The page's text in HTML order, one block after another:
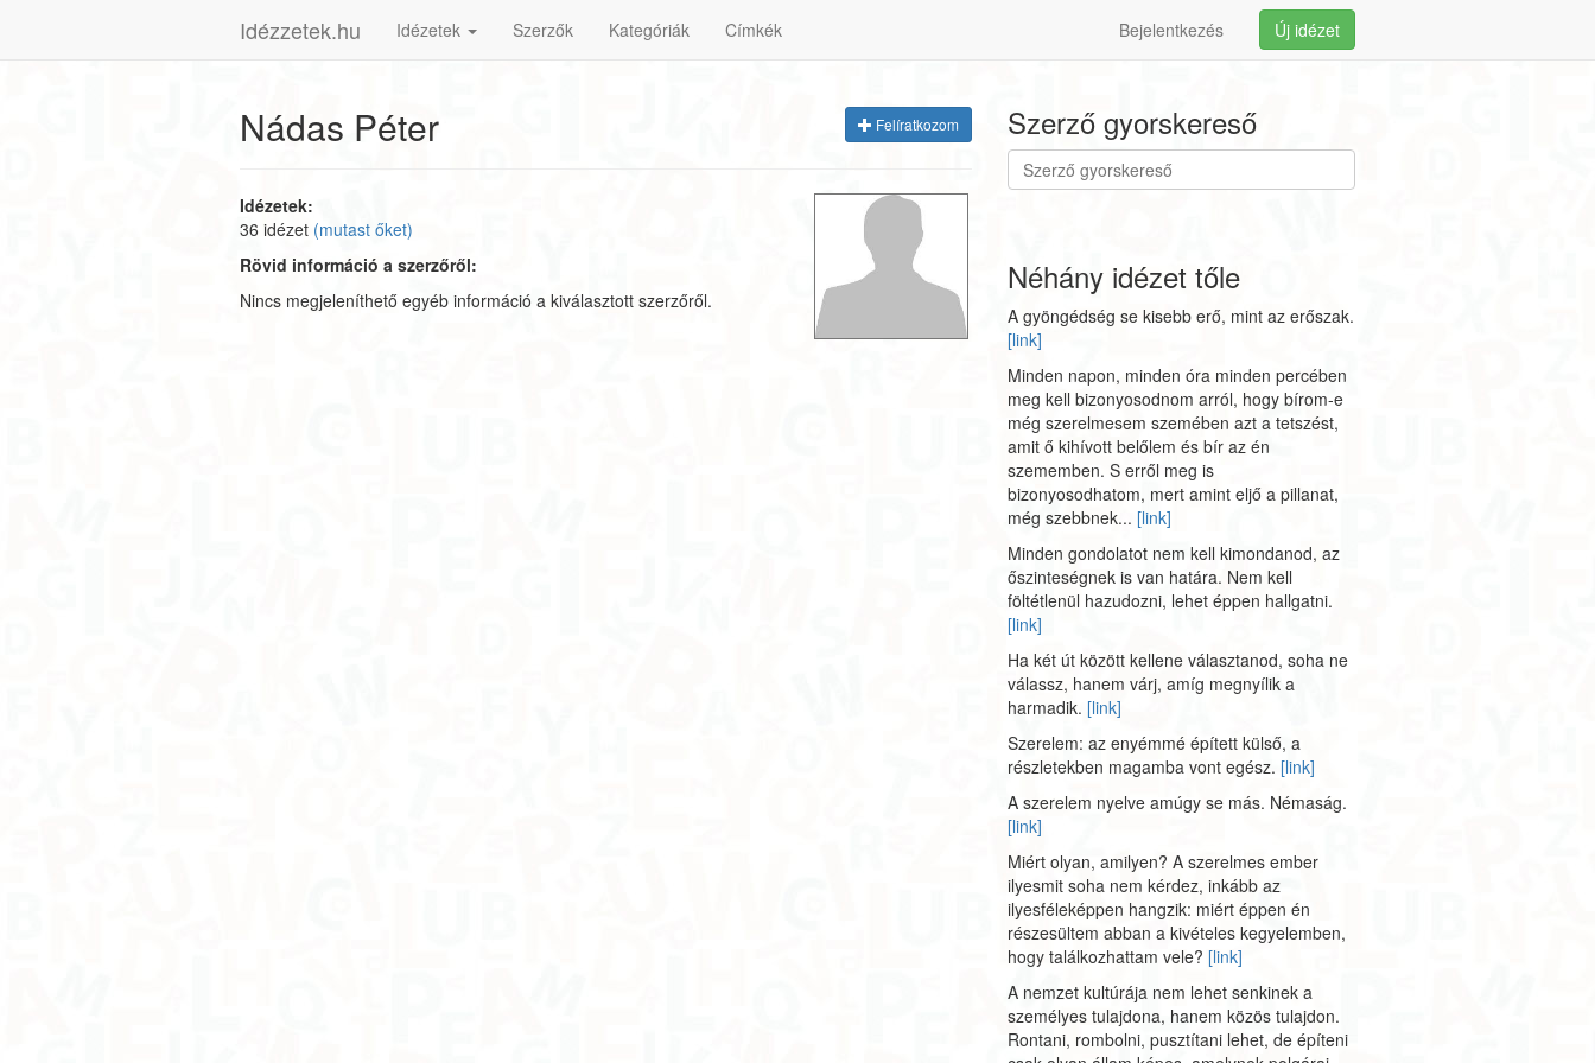
Idézzetek.hu Idézetek Szerzők Kategóriák Címkék Új idézet
Bejelentkezés
Felíratkozom
Nádas Péter
Idézetek:
36 idézet (mutast őket)
Rövid információ a szerzőről:
Nincs megjeleníthető egyéb információ a kiválasztott szerzőről.
Szerző gyorskereső
Néhány idézet tőle
A gyöngédség se kisebb erő, mint az erőszak.
[link]
Minden napon, minden óra minden percében
meg kell bizonyosodnom arról, hogy bírom-e
még szerelmesem szemében azt a tetszést,
amit ő kihívott belőlem és bír az én
szememben. S erről meg is
bizonyosodhatom, mert amint eljő a pillanat,
még szebbnek... [link]
Minden gondolatot nem kell kimondanod, az
őszinteségnek is van határa. Nem kell
föltétlenül hazudozni, lehet éppen hallgatni.
[link]
Ha két út között kellene választanod, soha ne
válassz, hanem várj, amíg megnyílik a
harmadik. [link]
Szerelem: az enyémmé épített külső, a
részletekben magamba vont egész. [link]
A szerelem nyelve amúgy se más. Némaság.
[link]
Miért olyan, amilyen? A szerelmes ember
ilyesmit soha nem kérdez, inkább az
ilyesféleképpen hangzik: miért éppen én
részesültem abban a kivételes kegyelemben,
hogy találkozhattam vele? [link]
A nemzet kultúrája nem lehet senkinek a
személyes tulajdona, hanem közös tulajdon.
Rontani, rombolni, pusztítani lehet, de építeni